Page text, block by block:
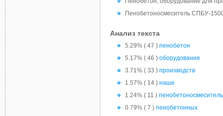
Пенобетоносмеситель СПБУ-
Анализ текста
5.29% ( 47 ) пенобетон
5.17% ( 46 ) оборудование
3.71% ( 33 ) производств
1.57% ( 14 ) наше
1.24% ( 11 ) пенобетоносмеситель
0.79% ( 7 ) пенобетонных